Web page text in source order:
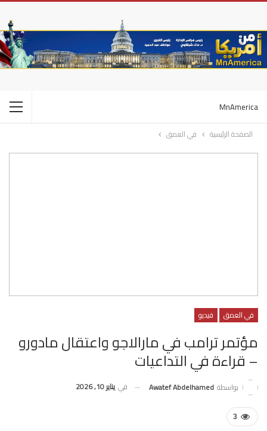
MnAmerica
الصفحة الرئيسية في العمق
في العمق فيديو
مؤتمر ترامب في مارالاجو واعتقال مادورو
– قراءة في التداعيات
بواسطة Awatef Abdelhamed في يناير 10, 2026
3